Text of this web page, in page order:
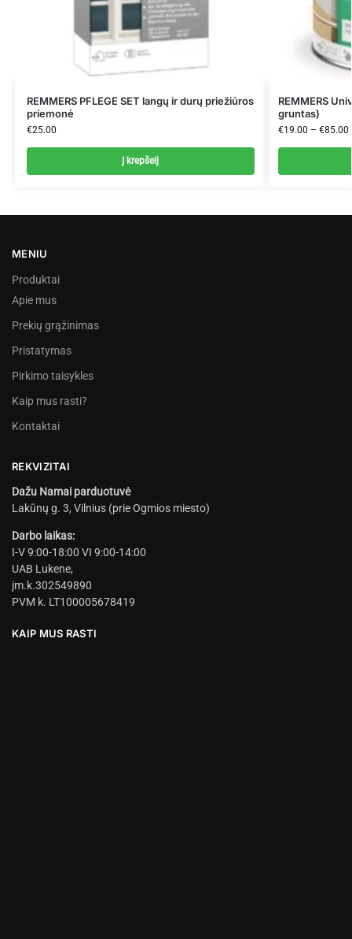
REMMERS PFLEGE SET langų ir durų priežiūros
priemonė
€25.00
Į krepšelį
REMMERS
gruntas)
€19.00 – €85.00
MENIU
Produktai
Apie mus
Prekių grąžinimas
Pristatymas
Pirkimo taisykles
Kaip mus rasti?
Kontaktai
REKVIZITAI
Dažu Namai parduotuvė
Lakūnų g. 3, Vilnius (prie Ogmios miesto)
Darbo laikas:
I-V 9:00-18:00 VI 9:00-14:00
UAB Lukene,
įm.k.302549890
PVM k. LT100005678419
KAIP MUS RASTI